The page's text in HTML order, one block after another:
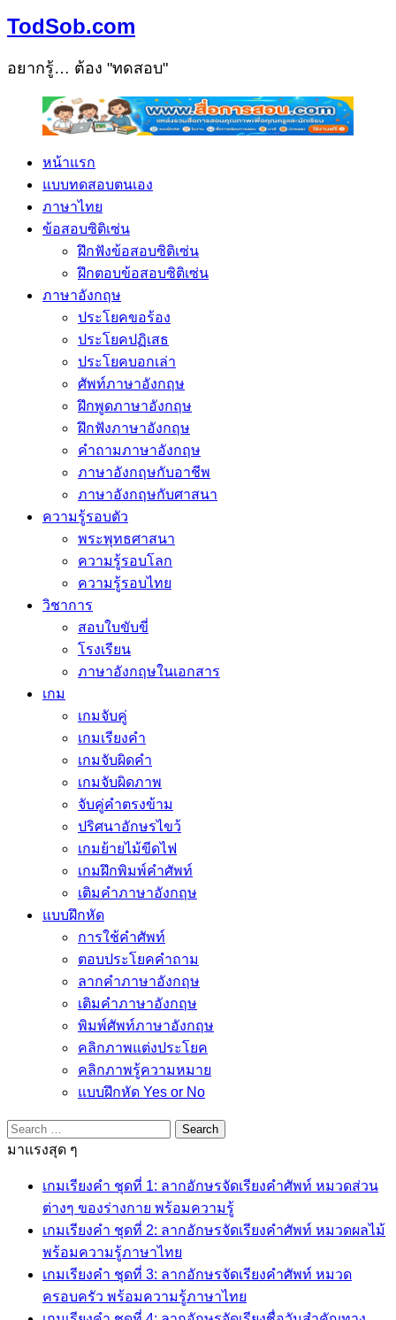
TodSob.com
อยากรู้… ต้อง "ทดสอบ"
หน้าแรก
แบบทดสอบตนเอง
ภาษาไทย
ข้อสอบซิติเซ่น
ฝึกฟังข้อสอบซิติเซ่น
ฝึกตอบข้อสอบซิติเซ่น
ภาษาอังกฤษ
ประโยคขอร้อง
ประโยคปฏิเสธ
ประโยคบอกเล่า
ศัพท์ภาษาอังกฤษ
ฝึกพูดภาษาอังกฤษ
ฝึกฟังภาษาอังกฤษ
คำถามภาษาอังกฤษ
ภาษาอังกฤษกับอาชีพ
ภาษาอังกฤษกับศาสนา
ความรู้รอบตัว
พระพุทธศาสนา
ความรู้รอบโลก
ความรู้รอบไทย
วิชาการ
สอบใบขับขี่
โรงเรียน
ภาษาอังกฤษในเอกสาร
เกม
เกมจับคู่
เกมเรียงคำ
เกมจับผิดคำ
เกมจับผิดภาพ
จับคู่คำตรงข้าม
ปริศนาอักษรไขว้
เกมย้ายไม้ขีดไฟ
เกมฝึกพิมพ์คำศัพท์
เติมคำภาษาอังกฤษ
แบบฝึกหัด
การใช้คำศัพท์
ตอบประโยคคำถาม
ลากคำภาษาอังกฤษ
เติมคำภาษาอังกฤษ
พิมพ์ศัพท์ภาษาอังกฤษ
คลิกภาพแต่งประโยค
คลิกภาพรู้ความหมาย
แบบฝึกหัด Yes or No
Search
for:
มาแรงสุด ๆ
เกมเรียงคำ ชุดที่ 1: ลากอักษรจัดเรียงคำศัพท์ หมวดส่วน
ต่างๆ ของร่างกาย พร้อมความรู้
เกมเรียงคำ ชุดที่ 2: ลากอักษรจัดเรียงคำศัพท์ หมวดผลไม้
พร้อมความรู้ภาษาไทย
เกมเรียงคำ ชุดที่ 3: ลากอักษรจัดเรียงคำศัพท์ หมวด
ครอบครัว พร้อมความรู้ภาษาไทย